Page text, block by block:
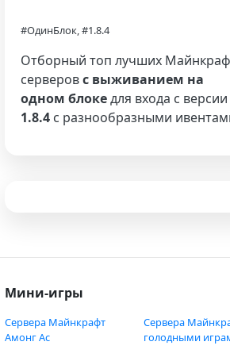
#ОдинБлок, #1.8.4
Отборный топ лучших
серверовс выживанием на
одном блокедля входа с версии
1.8.4 с разнообразными
Мини-игры
Сервера Майнкрафт
Амонг Ас
Сервера
голодными